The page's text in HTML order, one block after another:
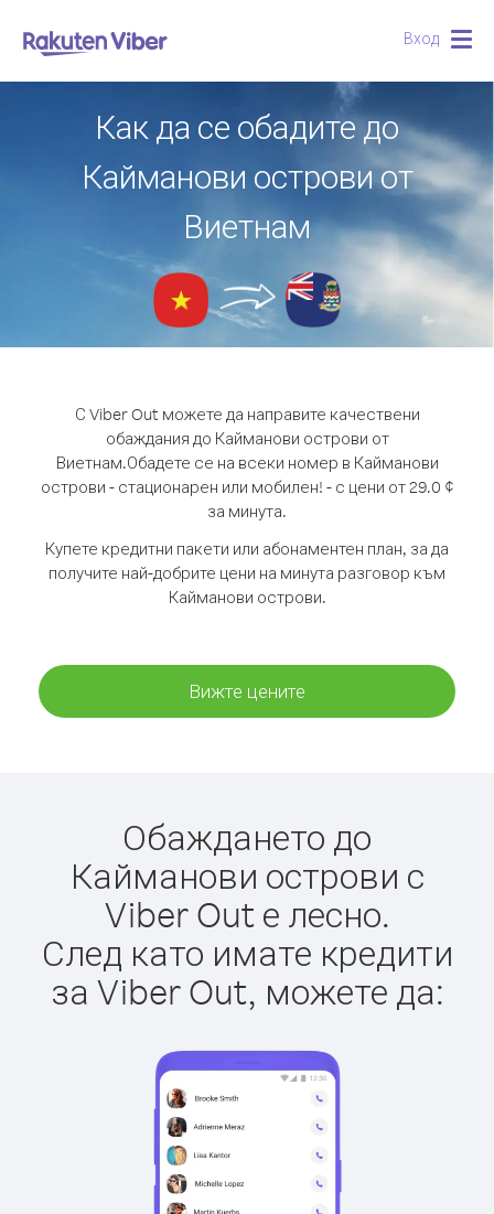
Вход
Как да се обадите до
Кайманови острови от
Виетнам
С Viber Out можете да направите качествени
обаждания до Кайманови острови от
Виетнам.Обадете се на всеки номер в Кайманови
острови - стационарен или мобилен! - с цени от 29.0 ¢
за минута.
Купете кредитни пакети или абонаментен план, за да
получите най-добрите цени на минута разговор към
Кайманови острови.
Вижте цените
Обаждането до
Кайманови острови с
Viber Out е лесно.
След като имате кредити
за Viber Out, можете да: